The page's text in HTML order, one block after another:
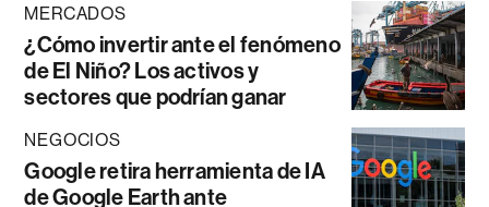
MERCADOS
¿Cómo invertir ante el fenómeno
de El Niño? Los activos y
sectores que podrían ganar
NEGOCIOS
Google retira herramienta de IA
de Google Earth ante